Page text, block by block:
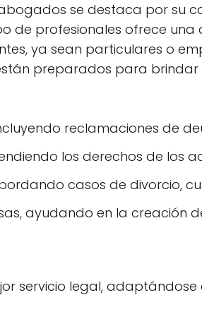
se destaca por su
de profesionales ofrece
ya sean particulares o
preparados para
reclamaciones de
los derechos de los
casos de divorcio,
ayudando en la creación
servicio legal,